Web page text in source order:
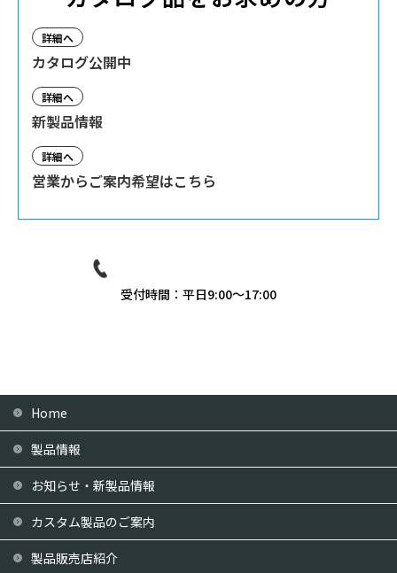
詳細へ
カタログ公開中
詳細へ
新製品情報
詳細へ
営業からご案内希望はこちら
受付時間：平日9:00〜17:00
Home
製品情報
お知らせ・新製品情報
カスタム製品のご案内
製品販売店紹介